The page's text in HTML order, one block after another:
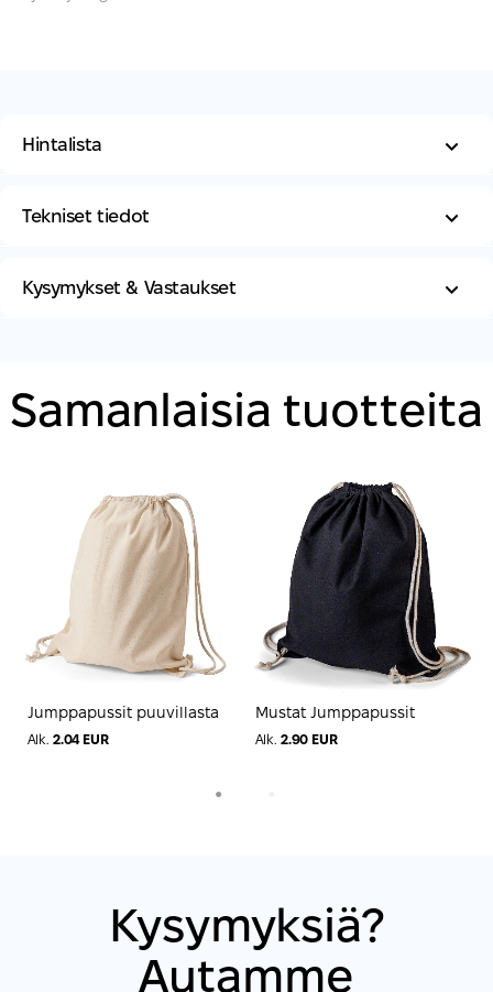
Hintalista
Tekniset tiedot
Kysymykset & Vastaukset
Samanlaisia ​​tuotteita
Jumppapussit puuvillasta
Alk. 2.04 EUR
Mustat Jumppapussit
Alk. 2.90 EUR
1
Kysymyksiä?
Autamme